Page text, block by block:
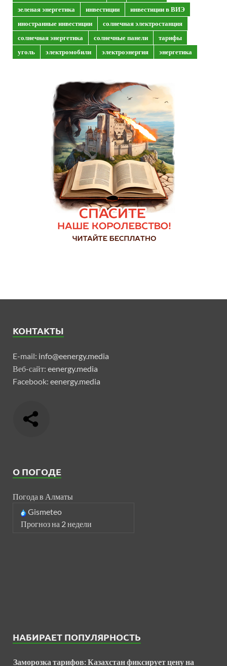
зеленая энергетика
инвестиции
инвестиции в ВИЭ
иностранные инвестиции
солнечная электростанция
солнечная энергетика
солнечные панели
тарифы
уголь
электромобили электроэнергия энергетика
КОНТАКТЫ
E-mail: info@eenergy.media
Веб-сайт: eenergy.media
Facebook: eenergy.media
О ПОГОДЕ
Погода в Алматы
Gismeteo
Прогноз на 2 недели
НАБИРАЕТ ПОПУЛЯРНОСТЬ
Заморозка тарифов: Казахстан фиксирует цену на